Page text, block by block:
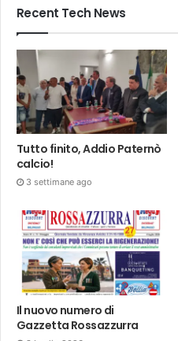
Recent Tech News
Tutto finito, Addio Paternò
calcio!
3 settimane ago
Il nuovo numero di
Gazzetta Rossazzurra